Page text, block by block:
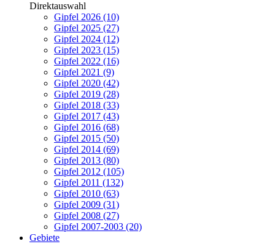
Direktauswahl
Gipfel 2026 (10)
Gipfel 2025 (27)
Gipfel 2024 (12)
Gipfel 2023 (15)
Gipfel 2022 (16)
Gipfel 2021 (9)
Gipfel 2020 (42)
Gipfel 2019 (28)
Gipfel 2018 (33)
Gipfel 2017 (43)
Gipfel 2016 (68)
Gipfel 2015 (50)
Gipfel 2014 (69)
Gipfel 2013 (80)
Gipfel 2012 (105)
Gipfel 2011 (132)
Gipfel 2010 (63)
Gipfel 2009 (31)
Gipfel 2008 (27)
Gipfel 2007-2003 (20)
Gebiete